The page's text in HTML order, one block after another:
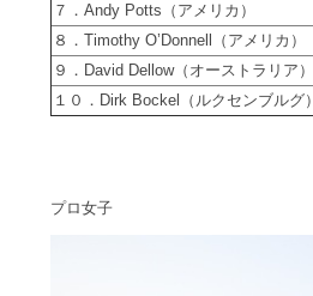
７．Andy Potts（アメリカ）
８．Timothy O’Donnell（アメリカ）
９．David Dellow（オーストラリア）
１０．Dirk Bockel（ルクセンブルグ）
プロ女子